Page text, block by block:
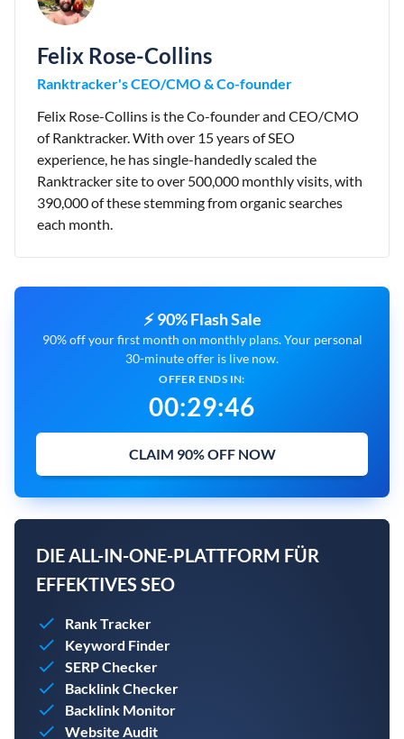
Felix Rose-Collins
Ranktracker's CEO/CMO & Co-founder
Felix Rose-Collins is the Co-founder and CEO/CMO
of Ranktracker. With over 15 years of SEO
experience, he has single-handedly scaled the
Ranktracker site to over 500,000 monthly visits, with
390,000 of these stemming from organic searches
each month.
⚡ 90% Flash Sale
90% off your first month on monthly plans. Your personal
30-minute offer is live now.
OFFER ENDS IN:
00:29:45
CLAIM 90% OFF NOW
DIE ALL-IN-ONE-PLATTFORM FÜR
EFFEKTIVES SEO
Rank Tracker
Keyword Finder
SERP Checker
Backlink Checker
Backlink Monitor
Website Audit